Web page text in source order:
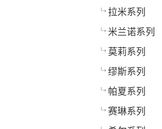
拉米系列
米兰诺系列
莫莉系列
缪斯系列
帕夏系列
赛琳系列